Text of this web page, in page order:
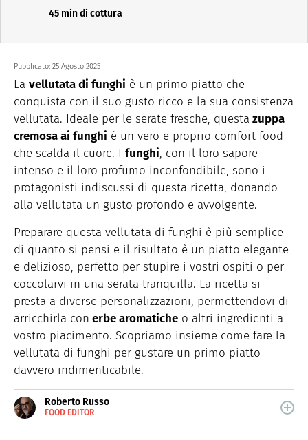
45 min di cottura
Pubblicato: 25 Agosto 2025
La vellutata di funghi è un primo piatto che
conquista con il suo gusto ricco e la sua consistenza
vellutata. Ideale per le serate fresche, questa zuppa
cremosa ai funghi è un vero e proprio comfort food
che scalda il cuore. I funghi, con il loro sapore
intenso e il loro profumo inconfondibile, sono i
protagonisti indiscussi di questa ricetta, donando
alla vellutata un gusto profondo e avvolgente.
Preparare questa vellutata di funghi è più semplice
di quanto si pensi e il risultato è un piatto elegante
e delizioso, perfetto per stupire i vostri ospiti o per
coccolarvi in una serata tranquilla. La ricetta si
presta a diverse personalizzazioni, permettendovi di
arricchirla con erbe aromatiche o altri ingredienti a
vostro piacimento. Scopriamo insieme come fare la
vellutata di funghi per gustare un primo piatto
davvero indimenticabile.
Roberto Russo
FOOD EDITOR
Roberto Russo unisce la passione per libri e cucina. Ha